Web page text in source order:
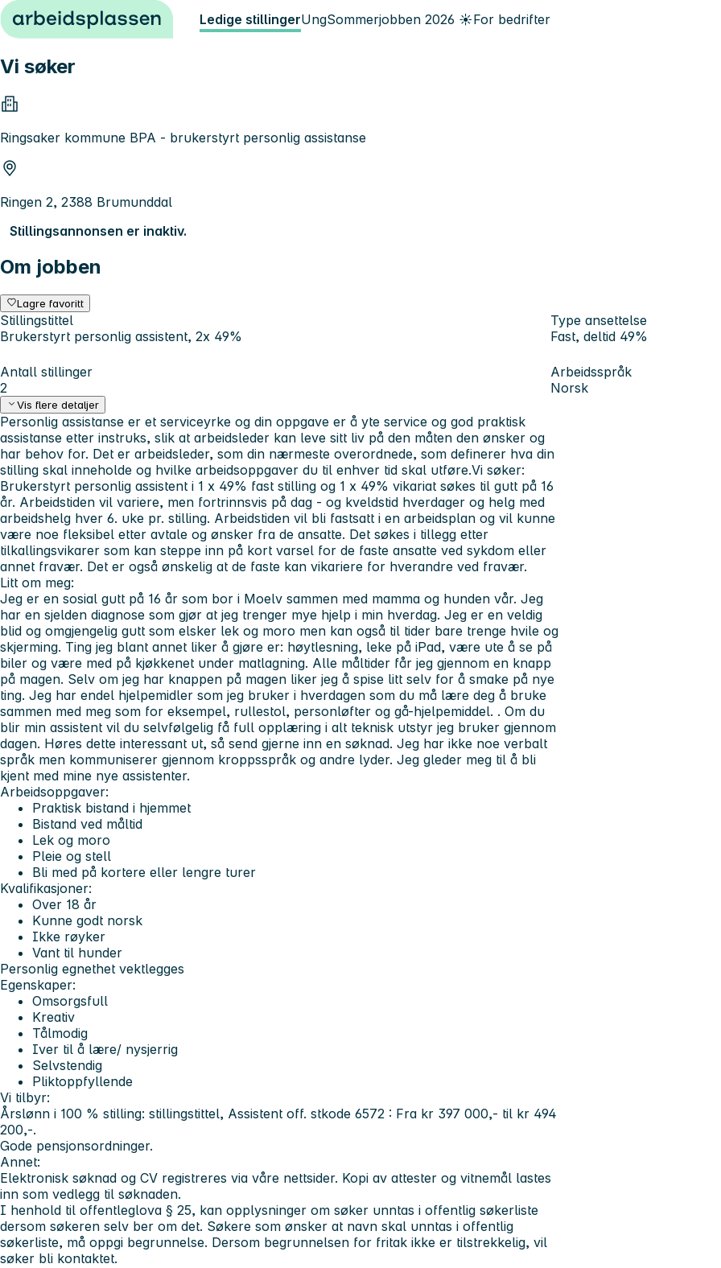
Hopp til innhold Ledige stillingerUngSommerjobben 2026 ☀️For bedrifter
Vi søker
Ringsaker kommune BPA - brukerstyrt personlig assistanse
Ringen 2, 2388 Brumunddal
Stillingsannonsen er inaktiv.
Om jobben
Lagre favoritt
Stillingstittel
Brukerstyrt personlig assistent, 2x 49%
Type ansettelse
Fast, deltid 49%
Antall stillinger
2
Arbeidsspråk
Norsk
Vis flere detaljer
Personlig assistanse er et serviceyrke og din oppgave er å yte service og god praktisk
assistanse etter instruks, slik at arbeidsleder kan leve sitt liv på den måten den ønsker og
har behov for. Det er arbeidsleder, som din nærmeste overordnede, som definerer hva din
stilling skal inneholde og hvilke arbeidsoppgaver du til enhver tid skal utføre.Vi søker:
Brukerstyrt personlig assistent i 1 x 49% fast stilling og 1 x 49% vikariat søkes til gutt på 16
år. Arbeidstiden vil variere, men fortrinnsvis på dag - og kveldstid hverdager og helg med
arbeidshelg hver 6. uke pr. stilling. Arbeidstiden vil bli fastsatt i en arbeidsplan og vil kunne
være noe fleksibel etter avtale og ønsker fra de ansatte. Det søkes i tillegg etter
tilkallingsvikarer som kan steppe inn på kort varsel for de faste ansatte ved sykdom eller
annet fravær. Det er også ønskelig at de faste kan vikariere for hverandre ved fravær.
Litt om meg:
Jeg er en sosial gutt på 16 år som bor i Moelv sammen med mamma og hunden vår. Jeg
har en sjelden diagnose som gjør at jeg trenger mye hjelp i min hverdag. Jeg er en veldig
blid og omgjengelig gutt som elsker lek og moro men kan også til tider bare trenge hvile og
skjerming. Ting jeg blant annet liker å gjøre er: høytlesning, leke på iPad, være ute å se på
biler og være med på kjøkkenet under matlagning. Alle måltider får jeg gjennom en knapp
på magen. Selv om jeg har knappen på magen liker jeg å spise litt selv for å smake på nye
ting. Jeg har endel hjelpemidler som jeg bruker i hverdagen som du må lære deg å bruke
sammen med meg som for eksempel, rullestol, personløfter og gå-hjelpemiddel. . Om du
blir min assistent vil du selvfølgelig få full opplæring i alt teknisk utstyr jeg bruker gjennom
dagen. Høres dette interessant ut, så send gjerne inn en søknad. Jeg har ikke noe verbalt
språk men kommuniserer gjennom kroppsspråk og andre lyder. Jeg gleder meg til å bli
kjent med mine nye assistenter.
Arbeidsoppgaver:
Praktisk bistand i hjemmet
Bistand ved måltid
Lek og moro
Pleie og stell
Bli med på kortere eller lengre turer
Kvalifikasjoner:
Over 18 år
Kunne godt norsk
Ikke røyker
Vant til hunder
Personlig egnethet vektlegges
Egenskaper:
Omsorgsfull
Kreativ
Tålmodig
Iver til å lære/ nysjerrig
Selvstendig
Pliktoppfyllende
Vi tilbyr:
Årslønn i 100 % stilling: stillingstittel, Assistent off. stkode 6572 : Fra kr 397 000,- til kr 494
200,-.
Gode pensjonsordninger.
Annet:
Elektronisk søknad og CV registreres via våre nettsider. Kopi av attester og vitnemål lastes
inn som vedlegg til søknaden.
I henhold til offentleglova § 25, kan opplysninger om søker unntas i offentlig søkerliste
dersom søkeren selv ber om det. Søkere som ønsker at navn skal unntas i offentlig
søkerliste, må oppgi begrunnelse. Dersom begrunnelsen for fritak ikke er tilstrekkelig, vil
søker bli kontaktet.